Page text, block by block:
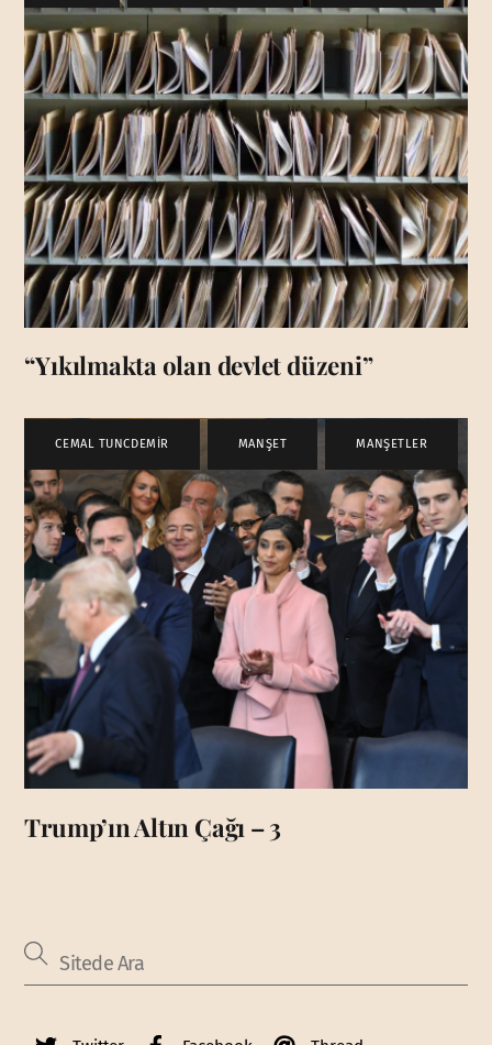
“Yıkılmakta olan devlet düzeni”
CEMAL TUNCDEMİR MANŞET MANŞETLER
Trump’ın Altın Çağı – 3